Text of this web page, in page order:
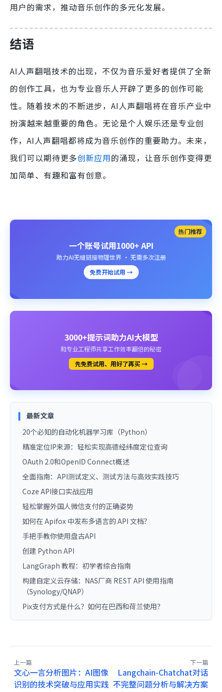
用户的需求，推动音乐创作的多元化发展。
结语
AI人声翻唱技术的出现，不仅为音乐爱好者提供了全新
的创作工具，也为专业音乐人开辟了更多的创作可能
性。随着技术的不断进步，AI人声翻唱将在音乐产业中
扮演越来越重要的角色。无论是个人娱乐还是专业创
作，AI人声翻唱都将成为音乐创作的重要助力。未来，
我们可以期待更多创新应用的涌现，让音乐创作变得更
加简单、有趣和富有创意。
热门推荐
一个账号试用1000+ API
助力AI无缝链接物理世界 · 无需多次注册
免费开始试用 →
3000+提示词助力AI大模型
和专业工程师共享工作效率翻倍的秘密
先免费试用、用好了再买 →
最新文章
20个必知的自动化机器学习库（Python）
精准定位IP来源：轻松实现高德经纬度定位查询
OAuth 2.0和OpenID Connect概述
全面指南：API测试定义、测试方法与高效实践技巧
Coze API接口实战应用
轻松掌握外国人微信支付的正确姿势
如何在 Apifox 中发布多语言的 API 文档？
手把手教你使用盘古API
创建 Python API
LangGraph 教程：初学者综合指南
构建自定义云存储：NAS厂商 REST API 使用指南
（Synology/QNAP）
Pix支付方式是什么？如何在巴西和荷兰使用？
上一篇
文心一言分析图片：AI图像
识别的技术突破与应用实践
下一篇
Langchain-Chatchat对话
不完整问题分析与解决方案